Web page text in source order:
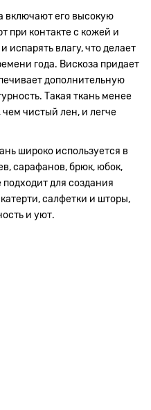
включают его высокую
при контакте с кожей и
испарять влагу, что делает
года. Вискоза придает
дополнительную
Такая ткань менее
чистый лен, и легче
широко используется в
сарафанов, брюк, юбок,
для создания
салфетки и шторы,
и уют.